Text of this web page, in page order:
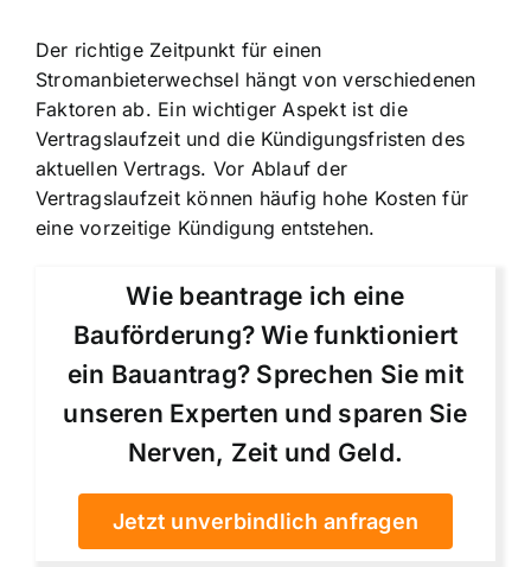
Der richtige Zeitpunkt für einen
Stromanbieterwechsel hängt von verschiedenen
Faktoren ab. Ein wichtiger Aspekt ist die
Vertragslaufzeit und die Kündigungsfristen des
aktuellen Vertrags. Vor Ablauf der
Vertragslaufzeit können häufig hohe Kosten für
eine vorzeitige Kündigung entstehen.
Wie beantrage ich eine
Bauförderung? Wie funktioniert
ein Bauantrag? Sprechen Sie mit
unseren Experten und sparen Sie
Nerven, Zeit und Geld.
Jetzt unverbindlich anfragen